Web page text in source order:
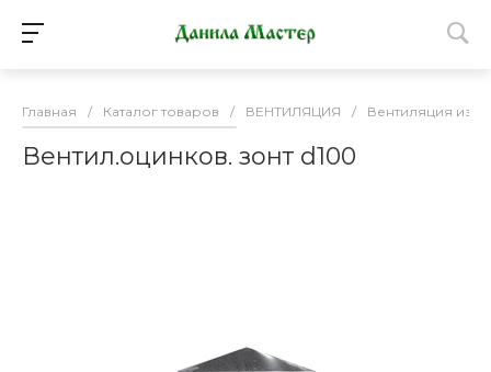
Главная / Каталог товаров / ВЕНТИЛЯЦИЯ / Вентиляция из
Вентил.оцинков. зонт d100